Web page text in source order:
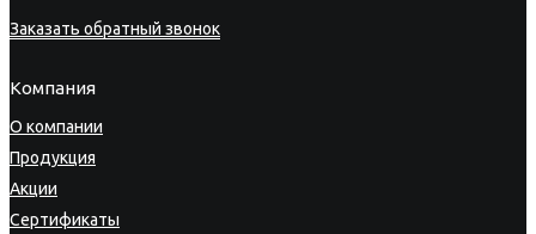
Заказать обратный звонок
Компания
О компании
Продукция
Акции
Сертификаты